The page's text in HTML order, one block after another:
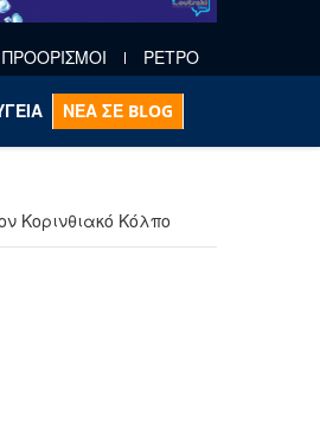
ΠΡΟΟΡΙΣΜΟΙ ΡΕΤΡΟ
ΝΕΑ ΣΕ BLOG
Κορινθιακό Κόλπο